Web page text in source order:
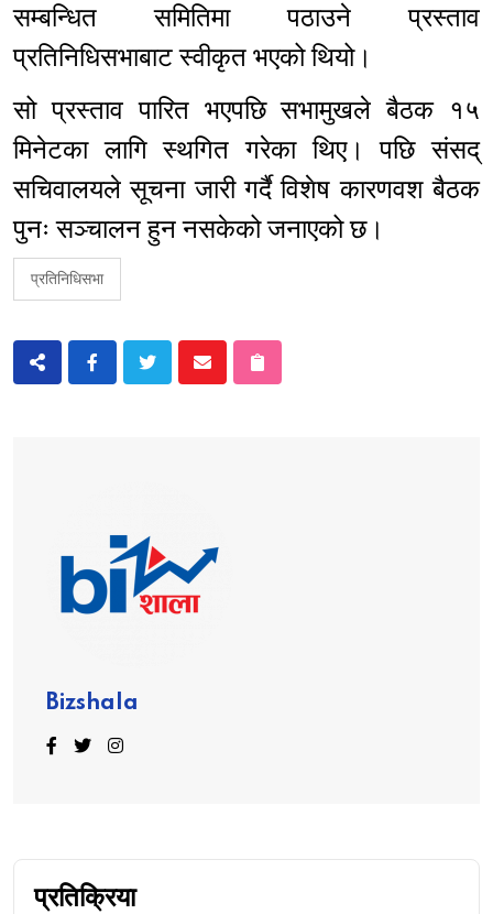
सम्बन्धित समितिमा पठाउने प्रस्ताव
प्रतिनिधिसभाबाट स्वीकृत भएको थियो।
सो प्रस्ताव पारित भएपछि सभामुखले बैठक १५
मिनेटका लागि स्थगित गरेका थिए। पछि संसद्
सचिवालयले सूचना जारी गर्दै विशेष कारणवश बैठक
पुनः सञ्चालन हुन नसकेको जनाएको छ।
प्रतिनिधिसभा
Bizshala
प्रतिक्रिया